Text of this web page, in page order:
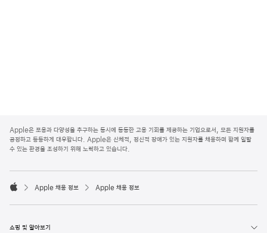
p
p
l
o
e
Apple은 포용과 다양성을 추구하는 동시에 동등한 고용 기회를 제공하는 기업으로서, 모든 지원자를
공정하고 동등하게 대우합니다. Apple은 신체적, 정신적 장애가 있는 지원자를 채용하며 함께 일할
수 있는 환경을 조성하기 위해 노력하고 있습니다.

p
l
Apple 채용 정보 Apple 채용 정보
쇼핑 및 알아보기